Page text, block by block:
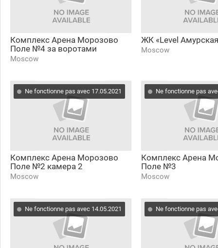
Комплекс Арена Морозово
Поле №4 за воротами
Moscow
ЖК «Level
Moscow
Ne fonctionne pas avec 17.05.2021
Комплекс Арена Морозово
Поле №2 камера 2
Moscow
Ne fonctionne pas
Комплекс Арена
Поле №3
Moscow
Ne fonctionne pas avec 14.05.2021 Ne fonctionne pas